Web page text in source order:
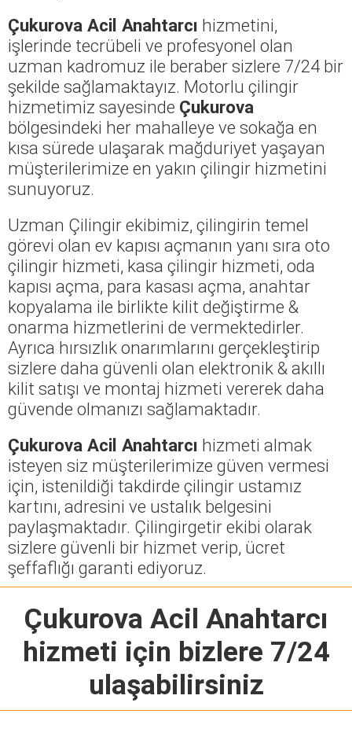
Çukurova Acil Anahtarcı hizmetini,
işlerinde tecrübeli ve profesyonel olan
uzman kadromuz ile beraber sizlere 7/24 bir
şekilde sağlamaktayız. Motorlu çilingir
hizmetimiz sayesinde Çukurova
bölgesindeki her mahalleye ve sokağa en
kısa sürede ulaşarak mağduriyet yaşayan
müşterilerimize en yakın çilingir hizmetini
sunuyoruz.
Uzman Çilingir ekibimiz, çilingirin temel
görevi olan ev kapısı açmanın yanı sıra oto
çilingir hizmeti, kasa çilingir hizmeti, oda
kapısı açma, para kasası açma, anahtar
kopyalama ile birlikte kilit değiştirme &
onarma hizmetlerini de vermektedirler.
Ayrıca hırsızlık onarımlarını gerçekleştirip
sizlere daha güvenli olan elektronik & akıllı
kilit satışı ve montaj hizmeti vererek daha
güvende olmanızı sağlamaktadır.
Çukurova Acil Anahtarcı hizmeti almak
isteyen siz müşterilerimize güven vermesi
için, istenildiği takdirde çilingir ustamız
kartını, adresini ve ustalık belgesini
paylaşmaktadır. Çilingirgetir ekibi olarak
sizlere güvenli bir hizmet verip, ücret
şeffaflığı garanti ediyoruz.
Çukurova Acil Anahtarcı
hizmeti için bizlere 7/24
ulaşabilirsiniz